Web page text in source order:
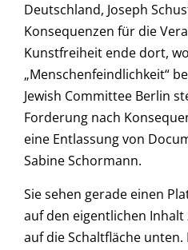
Deutschland, Joseph
Konsequenzen für die
Kunstfreiheit ende dort, wo
„Menschenfeindlichkeit“
Jewish Committee Berlin
Forderung nach
eine Entlassung von
Sabine Schormann.
Sie sehen gerade einen
auf den eigentlichen Inhalt
auf die Schaltfläche unten.